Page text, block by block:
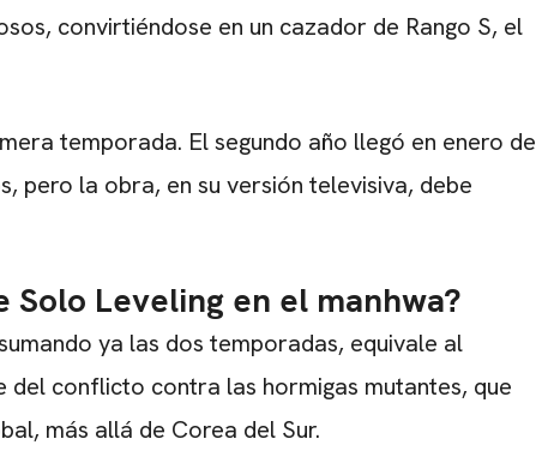
convirtiéndose en un cazador de Rango S, el
temporada. El segundo año llegó en enero de
pero la obra, en su versión televisiva, debe
Solo Leveling en el manhwa?
ya las dos temporadas, equivale al
del conflicto contra las hormigas mutantes, que
más allá de Corea del Sur.